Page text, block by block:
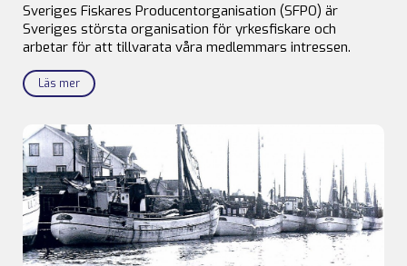
Sveriges Fiskares Producentorganisation (SFPO) är
Sveriges största organisation för yrkesfiskare och
arbetar för att tillvarata våra medlemmars intressen.
Läs mer